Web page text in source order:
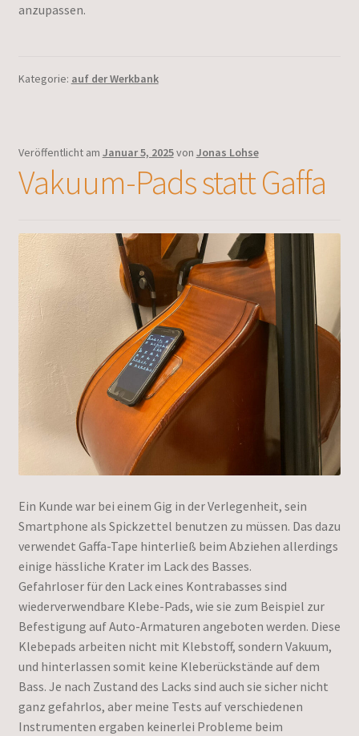
anzupassen.
Kategorie: auf der Werkbank
Veröffentlicht am Januar 5, 2025von Jonas Lohse
Vakuum-Pads statt Gaffa
Ein Kunde war bei einem Gig in der Verlegenheit, sein
Smartphone als Spickzettel benutzen zu müssen. Das dazu
verwendet Gaffa-Tape hinterließ beim Abziehen allerdings
einige hässliche Krater im Lack des Basses.
Gefahrloser für den Lack eines Kontrabasses sind
wiederverwendbare Klebe-Pads, wie sie zum Beispiel zur
Befestigung auf Auto-Armaturen angeboten werden. Diese
Klebepads arbeiten nicht mit Klebstoff, sondern Vakuum,
und hinterlassen somit keine Kleberückstände auf dem
Bass. Je nach Zustand des Lacks sind auch sie sicher nicht
ganz gefahrlos, aber meine Tests auf verschiedenen
Instrumenten ergaben keinerlei Probleme beim